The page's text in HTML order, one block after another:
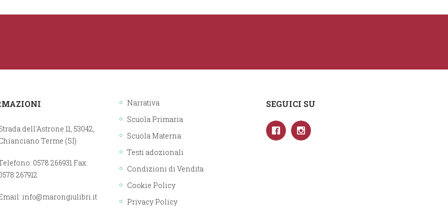
dell'Astrone 11, 53042,
Terme (SI)
0578 266931 Fax:
267912
info@marongiulibri.it
Narrativa
Scuola Primaria
Scuola Materna
Testi adozionali
Condizioni di Vendita
Cookie Policy
Privacy Policy
SEGUICI SU